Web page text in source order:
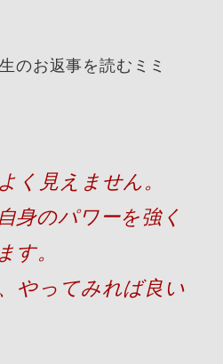
のお返事を読むミミ
く見えません。
身のパワーを強く
す。
やってみれば良い